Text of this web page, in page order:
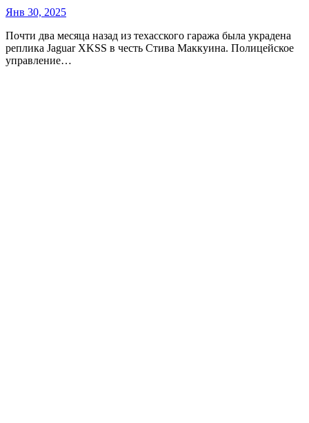
Янв 30, 2025
Почти два месяца назад из техасского гаража была украдена
реплика Jaguar XKSS в честь Стива Маккуина. Полицейское
управление…